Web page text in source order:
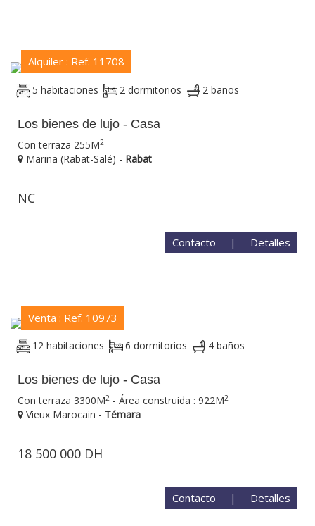
Alquiler : Ref. 11708
5 habitaciones 2 dormitorios 2 baños
Los bienes de lujo - Casa
Con terraza 255M2
Marina (Rabat-Salé) - Rabat
NC
Detalles
|
Contacto
Venta : Ref. 10973
12 habitaciones 6 dormitorios 4 baños
Los bienes de lujo - Casa
Con terraza 3300M2 - Área construida : 922M2
Vieux Marocain - Témara
18 500 000 DH
Detalles
|
Contacto